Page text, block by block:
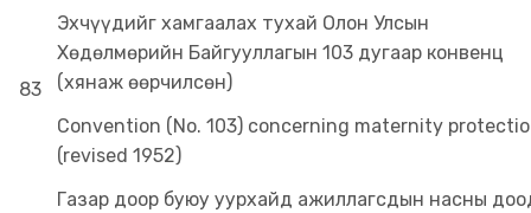
83
Эхчүүдийг хамгаалах тухай Олон Улсын
Хөдөлмөрийн Байгууллагын 103 дугаар конвенц
(хянаж өөрчилсөн)
Convention (No. 103) concerning maternity
(revised 1952)
Газар доор буюу уурхайд ажиллагсдын насны